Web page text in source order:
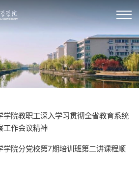
学院教职工深入学习贯彻全省教育系统
工作会议精神
学院分党校第7期培训班第二讲课程顺